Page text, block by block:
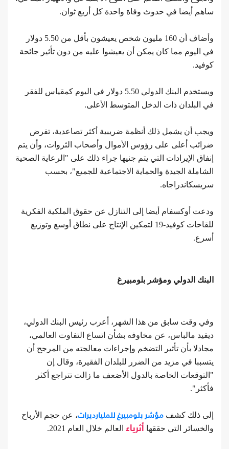
ساهم أيضا في حدوث وفاة واحدة كل أربع ثوان.
وأضاف أن 160 مليون شخص يعيشون بأقل من 5.50 دولار
في اليوم مما كان يمكن أن يعيشوا عليه من دون تأثير جائحة
كوفيد.
ويستخدم البنك الدولي 5.50 دولار في اليوم كمقياس للفقر
في البلدان ذات الدخل المتوسط الأعلى.
ويجب أن يشمل ذلك أنظمة ضريبية أكثر تصاعدية، تفرض
ضرائب أعلى على رؤوس الأموال وأصحاب الثروات، وأن يتم
إنفاق الإيرادات التي يتم جنيها جراء ذلك على "الرعاية الصحية
الشاملة الجيدة والحماية الاجتماعية للجميع"، بحسب
سريسكاندراجاه.
ودعت أوكسفام أيضا إلى التنازل عن حقوق الملكية الفكرية
للقاحات كوفيد-19 لتمكين الإنتاج على نطاق أوسع وتوزيع
أسرع.
البنك الدولي ومؤشر بلومبيرغ
وفي وقت سابق من هذا الشهر، أعرب رئيس البنك الدولي،
ديفيد مالباس، عن مخاوفه بشأن اتساع التفاوت العالمي،
مجادلا بأن تأثير التضخم وإجراءات معالجته من المرجح أن
يتسببا في مزيد من الضرر للبلدان الفقيرة، وقال إن
"التوقعات الخاصة بالدول الأضعف ما زالت تتراجع أكثر
فأكثر".
إلى ذلك كشف مؤشر بلومبيرغ للمليارديرات، عن حجم الأرباح
والخسائر التي حققها أثرياء العالم خلال العام 2021.